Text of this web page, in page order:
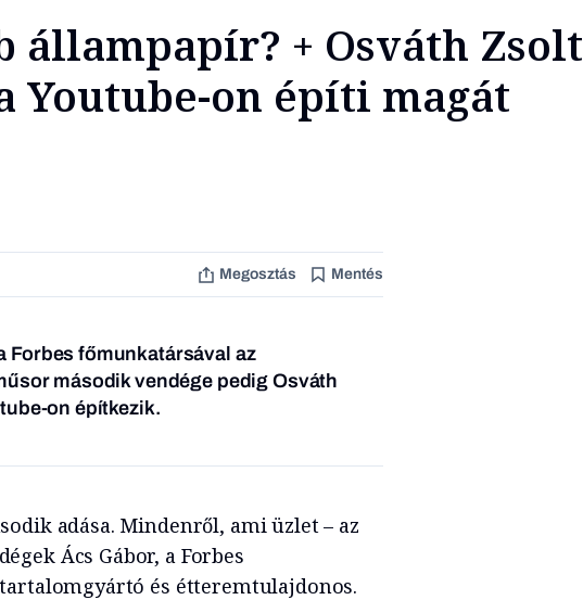
állampapír? + Osváth Zsolt
Youtube-on építi magát
Megosztás Mentés
Forbes főmunkatársával az
második vendége pedig Osváth
on építkezik.
adása. Mindenről, ami üzlet – az
Ács Gábor, a Forbes
és étteremtulajdonos.